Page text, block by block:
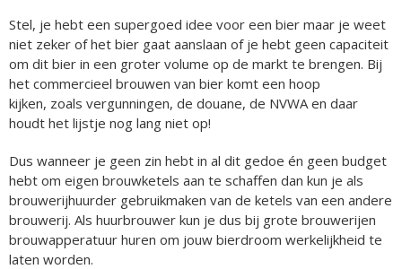
Stel, je hebt een supergoed idee voor een bier maar je weet
niet zeker of het bier gaat aanslaan of je hebt geen capaciteit
om dit bier in een groter volume op de markt te brengen. Bij
het commercieel brouwen van bier komt een hoop
kijken, zoals vergunningen, de douane, de NVWA en daar
houdt het lijstje nog lang niet op!
Dus wanneer je geen zin hebt in al dit gedoe én geen budget
hebt om eigen brouwketels aan te schaffen dan kun je als
brouwerijhuurder gebruikmaken van de ketels van een andere
brouwerij. Als huurbrouwer kun je dus bij grote brouwerijen
brouwapperatuur huren om jouw bierdroom werkelijkheid te
laten worden.